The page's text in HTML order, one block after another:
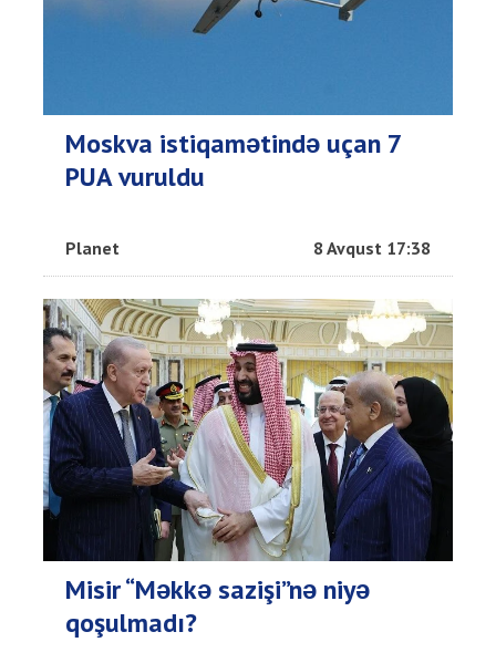
Moskva istiqamətində uçan 7
PUA vuruldu
Planet 8 Avqust 17:38
Misir “Məkkə sazişi”nə niyə
qoşulmadı?